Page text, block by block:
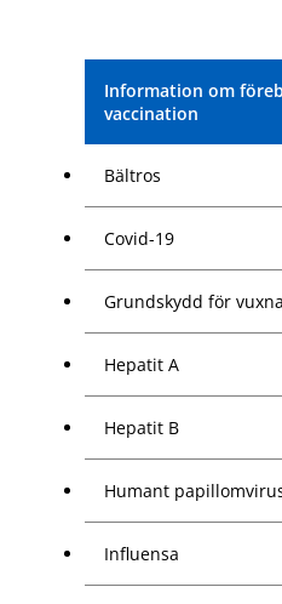
Information om
vaccination
Bältros
Covid-19
Grundskydd för vuxna
Hepatit A
Hepatit B
Humant
Influensa